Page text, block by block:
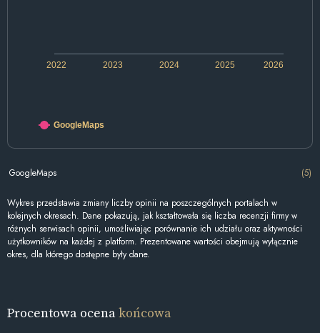
2022 2024 2026
2023 2025
GoogleMaps
GoogleMaps (5)
Wykres przedstawia zmiany liczby opinii na poszczególnych portalach w
kolejnych okresach. Dane pokazują, jak kształtowała się liczba recenzji firmy w
różnych serwisach opinii, umożliwiając porównanie ich udziału oraz aktywności
użytkowników na każdej z platform. Prezentowane wartości obejmują wyłącznie
okres, dla którego dostępne były dane.
Procentowa ocenakońcowa